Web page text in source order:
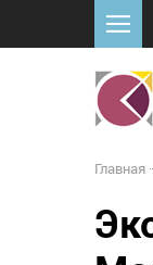
Главная